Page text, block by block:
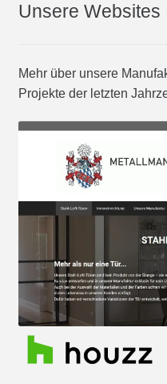
Unsere Websites
Mehr über unsere
Projekte der letzten